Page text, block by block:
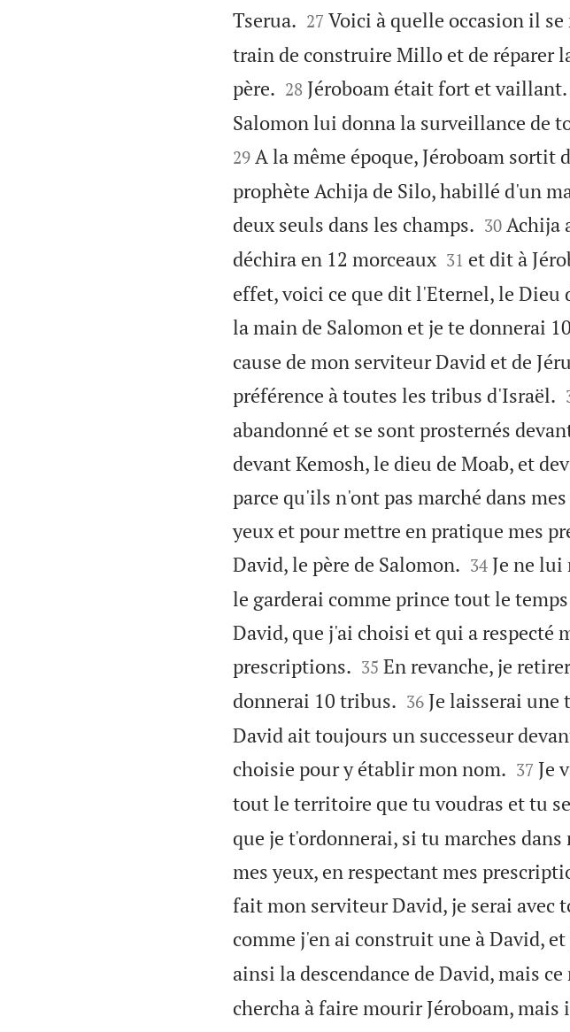
Tserua.
27 Voici à quelle occasion il
train de construire Millo et de réparer
père.
28 Jéroboam était fort et
Salomon lui donna la surveillance de
29 A la même époque, Jéroboam sortit
prophète Achija de Silo, habillé d'un
deux seuls dans les champs.
30 Achija
déchira en 12 morceaux
31 et dit à
effet, voici ce que dit l'Eternel, le Dieu
la main de Salomon et je te donnerai
cause de mon serviteur David et de
préférence à toutes les tribus d'Israël.
abandonné et se sont prosternés
devant Kemosh, le dieu de Moab, et
parce qu'ils n'ont pas marché dans
yeux et pour mettre en pratique mes
David, le père de Salomon.
34 Je ne
le garderai comme prince tout le
David, que j'ai choisi et qui a respecté
prescriptions.
35 En revanche, je
donnerai 10 tribus.
36 Je laisserai
David ait toujours un successeur
choisie pour y établir mon nom.
37 Je
tout le territoire que tu voudras et tu
que je t'ordonnerai, si tu marches
mes yeux, en respectant mes
fait mon serviteur David, je serai avec
comme j'en ai construit une à David,
ainsi la descendance de David, mais
chercha à faire mourir Jéroboam,